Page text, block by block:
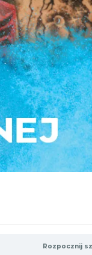
Rozpocznij